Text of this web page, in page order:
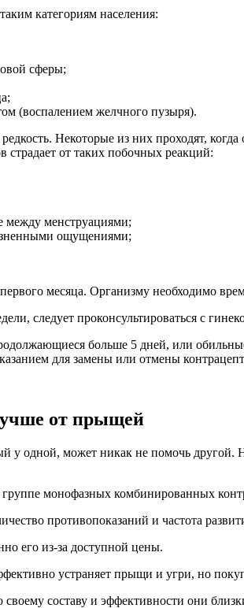
категориям населения:
сферы;
(воспалением желчного пузыря).
Некоторые из них проходят,
от таких побочных реакций:
между менструациями;
ощущениями;
месяца. Организму необходимо
следует проконсультироваться с
больше 5 дней, или
для замены или отмены
от прыщей
одной, может никак не помочь другой.
монофазных комбинированных
противопоказаний и частота
его из-за доступной цены.
устраняет прыщи и угри, но
составу и эффективности они